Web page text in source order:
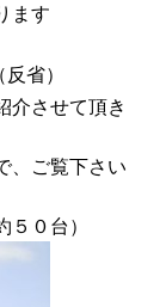
ます
省）
介させて頂き
、ご覧下さい
０台）